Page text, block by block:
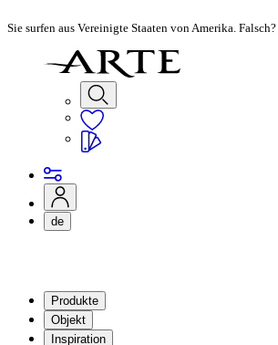
Sie surfen aus Vereinigte Staaten von Amerika. Falsch?
de
Produkte
Objekt
Inspiration